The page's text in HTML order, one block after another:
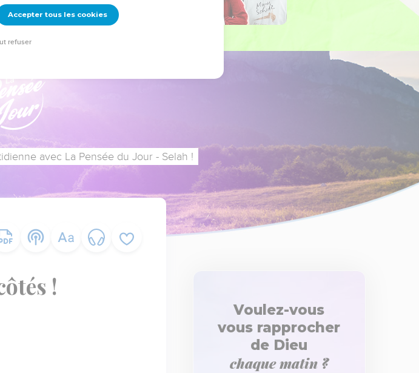
avec La Pensée du Jour - Selah !
!
Voulez-vous
vous rapprocher
de Dieu
chaque matin ?
Accepter tous les cookies
refuser